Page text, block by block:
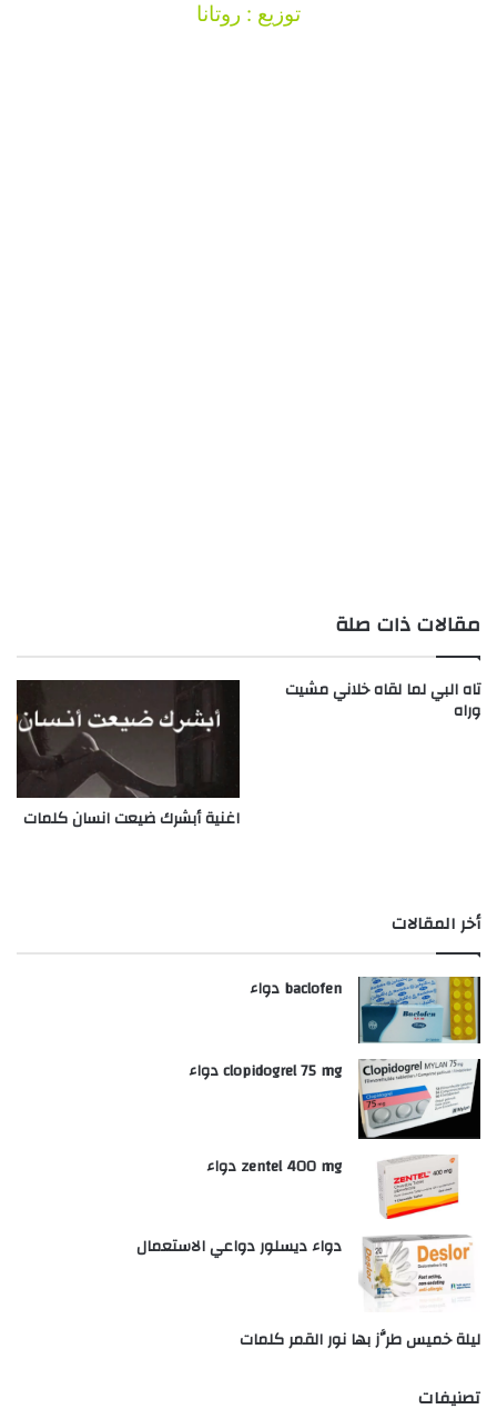
توزيع : روتانا
مقالات ذات صلة
تاه البي لما لقاه خلاني مشيت
وراه
اغنية أبشرك ضيعت انسان كلمات
أخر المقالات
baclofen دواء
clopidogrel 75 mg دواء
zentel 400 mg دواء
دواء ديسلور دواعي الاستعمال
ليلة خميس طرَّز بها نور القمر كلمات
تصنيفات